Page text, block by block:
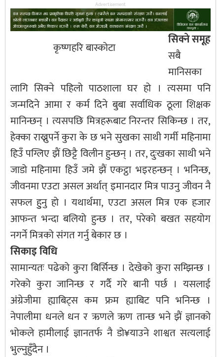
Advertisement
कृष्णहरि बास्कोटा
सिक्ने समूह
सबै
मानिसका
लागि सिक्ने पहिलो पाठशाला घर हो । त्यसमा पनि
जन्मदिने आमा र कर्म दिने बुबा सर्वाधिक ठूला शिक्षक
मानिन्छन् । त्यसपछि मित्रहरूबाट निरन्तर सिकिन्छ । तर,
हेक्का राख्नुपर्ने कुरा के छ भने सुखका साथी गर्मी महिनामा
हिउँ पग्लिए झैं छिट्टै विलीन हुन्छन् । तर, दुःखका साथी भने
जाडो महिनामा हिउँ जमे झैं एकट्ठा भइरहन्छन् । भनिन्छ,
जीवनमा एउटा असल अर्थात् इमानदार मित्र पाउनु जीवन नै
सफल हुुनु हो । यथार्थमा, एउटा असल मित्र एक हजार
आफन्त भन्दा बलियो हुन्छ । तर, परेको बखत सहयोग
नगर्ने मित्रको संगत गर्नु बेकार छ ।
सिकाइ विधि
सामान्यतः पढेको कुरा बिर्सिन्छ । देखेको कुरा सम्झिन्छ ।
गरेको कुरा जानिन्छ र गर्दै गरे बानी पर्छ । यसलाई
अंग्रेजीमा ह्याबिट्स कम फ्रम ह्याबिट पनि भनिन्छ ।
नेपालीमा धनले धन र ऋणले ऋण तान्छ भने झैं ज्ञानको
भोकले हामीलाई ज्ञानतर्फ नै डो¥याउने शाश्वत सत्यलाई
भुल्नुहुँदैन ।